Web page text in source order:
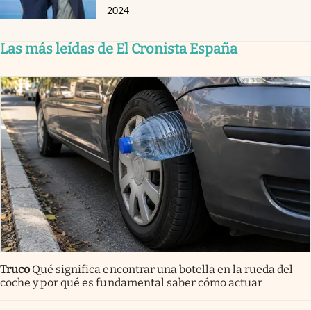
2024
Las más leídas de El Cronista España
Truco Qué significa encontrar una botella en la rueda del
coche y por qué es fundamental saber cómo actuar